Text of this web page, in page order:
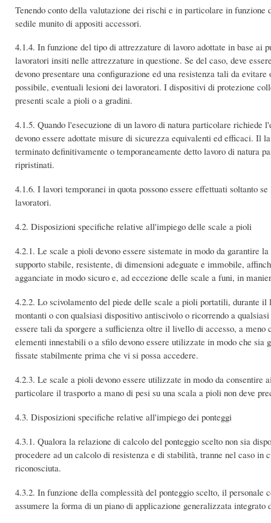
Tenendo conto della valutazione dei rischi e in particolare in
sedile munito di appositi accessori.
4.1.4. In funzione del tipo di attrezzature di lavoro adottate in base
lavoratori insiti nelle attrezzature in questione. Se del caso, deve
devono presentare una configurazione ed una resistenza tali da
possibile, eventuali lesioni dei lavoratori. I dispositivi di protezione
presenti scale a pioli o a gradini.
4.1.5. Quando l'esecuzione di un lavoro di natura particolare
devono essere adottate misure di sicurezza equivalenti ed efficaci. Il
terminato definitivamente o temporaneamente detto lavoro di natura
ripristinati.
4.1.6. I lavori temporanei in quota possono essere effettuati soltanto
lavoratori.
4.2. Disposizioni specifiche relative all'impiego delle scale a pioli
4.2.1. Le scale a pioli devono essere sistemate in modo da garantire
supporto stabile, resistente, di dimensioni adeguate e immobile,
agganciate in modo sicuro e, ad eccezione delle scale a funi, in
4.2.2. Lo scivolamento del piede delle scale a pioli portatili, durante
montanti o con qualsiasi dispositivo antiscivolo o ricorrendo a
essere tali da sporgere a sufficienza oltre il livello di accesso, a
elementi innestabili o a sfilo devono essere utilizzate in modo che
fissate stabilmente prima che vi si possa accedere.
4.2.3. Le scale a pioli devono essere utilizzate in modo da
particolare il trasporto a mano di pesi su una scala a pioli non deve
4.3. Disposizioni specifiche relative all'impiego dei ponteggi
4.3.1. Qualora la relazione di calcolo del ponteggio scelto non sia
procedere ad un calcolo di resistenza e di stabilità, tranne nel caso
riconosciuta.
4.3.2. In funzione della complessità del ponteggio scelto, il personale
assumere la forma di un piano di applicazione generalizzata